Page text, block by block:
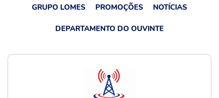
GRUPO LOMES PROMOÇÕES NOTÍCIAS
DEPARTAMENTO DO OUVINTE